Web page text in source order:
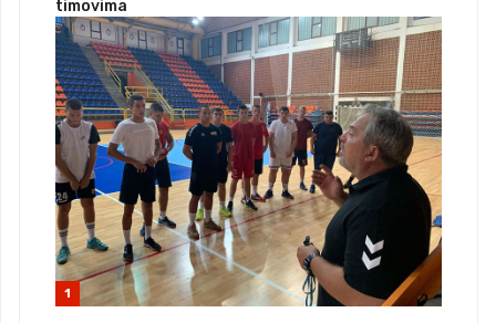
timovima
1